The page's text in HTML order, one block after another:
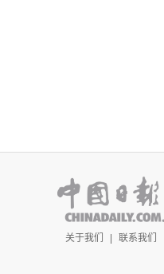
关于我们 | 联系我们